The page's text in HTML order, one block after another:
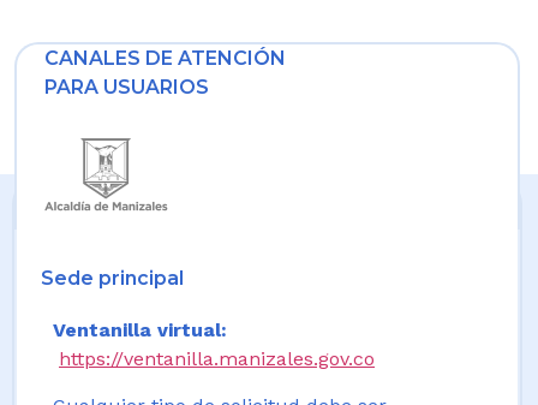
CANALES DE ATENCIÓN
PARA USUARIOS
Sede principal
Ventanilla virtual:
https://ventanilla.manizales.gov.co